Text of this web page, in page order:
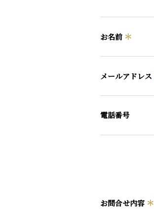
お名前 ＊
メールアドレス
電話番号
お問合せ内容 ＊